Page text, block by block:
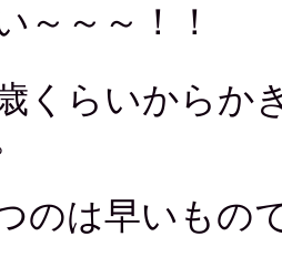
～～～！！
くらいからか
のは早いもの